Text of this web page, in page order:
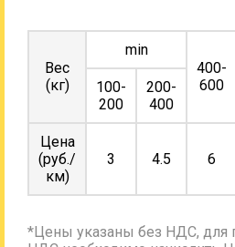
Вес
(кг)
min
400-
600
100-
200
200-
400
Цена
(руб./
км)
3 4.5 6
*Цены указаны без НДС, для